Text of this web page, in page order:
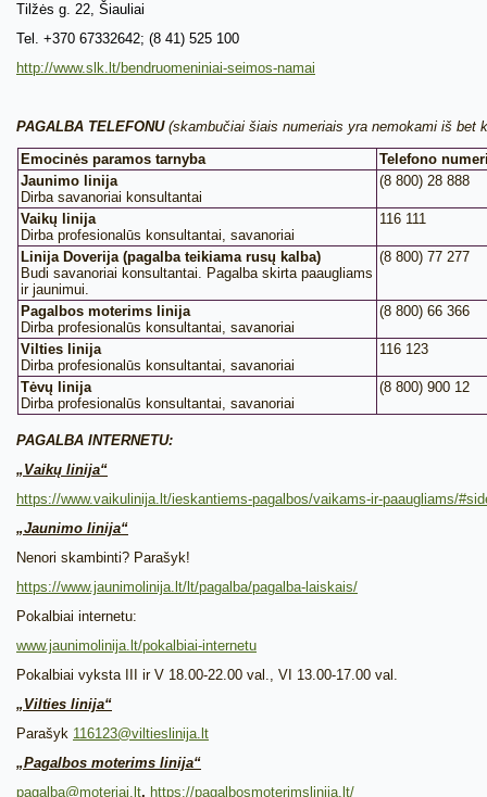
Tilžės g. 22, Šiauliai
Tel. +370 67332642; (8 41) 525 100
http://www.slk.lt/bendruomeniniai-seimos-namai
PAGALBA TELEFONU (skambučiai šiais numeriais yra nemokami iš bet
Emocinės paramos tarnyba
Telefono
Jaunimo linija
Dirba savanoriai konsultantai
(8 800) 28 888
Vaikų linija
Dirba profesionalūs konsultantai, savanoriai
116 111
Linija Doverija (pagalba teikiama rusų kalba)
Budi savanoriai konsultantai. Pagalba skirta paaugliams
ir jaunimui.
(8 800) 77 277
Pagalbos moterims linija
Dirba profesionalūs konsultantai, savanoriai
(8 800) 66 366
Vilties linija
Dirba profesionalūs konsultantai, savanoriai
116 123
Tėvų linija
Dirba profesionalūs konsultantai, savanoriai
(8 800) 900 12
PAGALBA INTERNETU:
„Vaikų linija“
https://www.vaikulinija.lt/ieskantiems-pagalbos/vaikams-ir-paaugliams/
„Jaunimo linija“
Nenori skambinti? Parašyk!
https://www.jaunimolinija.lt/lt/pagalba/pagalba-laiskais/
Pokalbiai internetu:
www.jaunimolinija.lt/pokalbiai-internetu
Pokalbiai vyksta III ir V 18.00-22.00 val., VI 13.00-17.00 val.
„Vilties linija“
Parašyk 116123@viltieslinija.lt
„Pagalbos moterims linija“
pagalba@moteriai.lt, https://pagalbosmoterimslinija.lt/